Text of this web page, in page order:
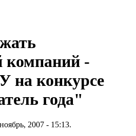
компаний -
на конкурсе
года"
2007 - 15:13.